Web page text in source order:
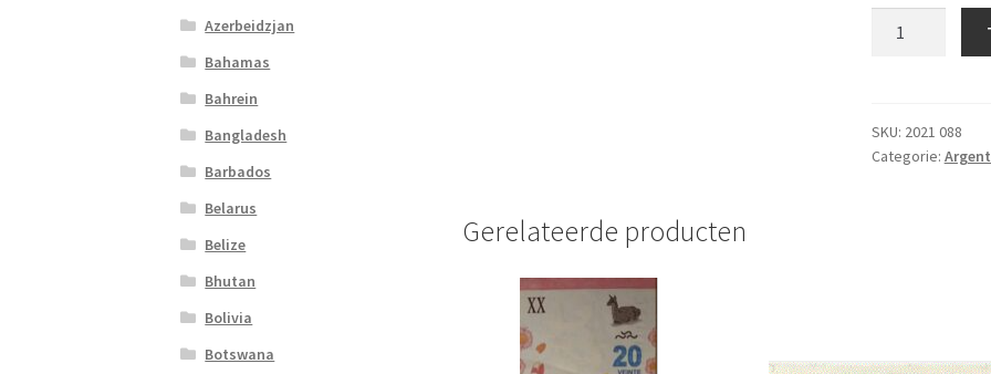
UNC
aantal
SKU: 2021 088
Categorie:
Gerelateerde producten
Azerbeidzjan
Bahamas
Bahrein
Bangladesh
Barbados
Belarus
Belize
Bhutan
Bolivia
Botswana